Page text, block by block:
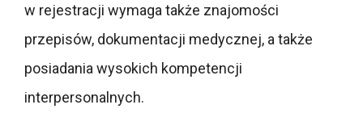
w rejestracji wymaga także znajomości
przepisów, dokumentacji medycznej, a także
posiadania wysokich kompetencji
interpersonalnych.